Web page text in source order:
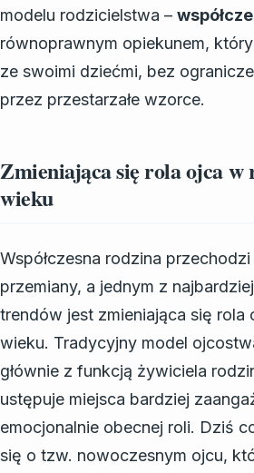
modelu rodzicielstwa –
równoprawnym opiekunem,
ze swoimi dziećmi, bez
przez przestarzałe wzorce.
Zmieniająca się rola ojca
wieku
Współczesna rodzina
przemiany, a jednym z
trendów jest zmieniająca się rola
wieku. Tradycyjny model
głównie z funkcją żywiciela
ustępuje miejsca bardziej
emocjonalnie obecnej roli. Dziś
się o tzw. nowoczesnym ojcu,